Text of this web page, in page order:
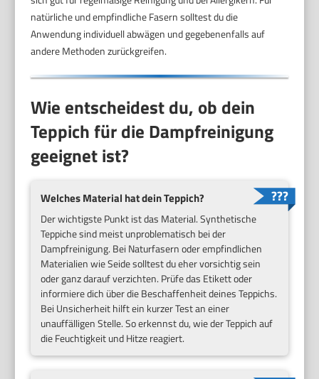
natürliche und empfindliche Fasern solltest du die
Anwendung individuell abwägen und gegebenenfalls auf
andere Methoden zurückgreifen.
Wie entscheidest du, ob dein
Teppich für die Dampfreinigung
geeignet ist?
Welches Material hat dein Teppich?
Der wichtigste Punkt ist das Material. Synthetische
Teppiche sind meist unproblematisch bei der
Dampfreinigung. Bei Naturfasern oder empfindlichen
Materialien wie Seide solltest du eher vorsichtig sein
oder ganz darauf verzichten. Prüfe das Etikett oder
informiere dich über die Beschaffenheit deines Teppichs.
Bei Unsicherheit hilft ein kurzer Test an einer
unauffälligen Stelle. So erkennst du, wie der Teppich auf
die Feuchtigkeit und Hitze reagiert.